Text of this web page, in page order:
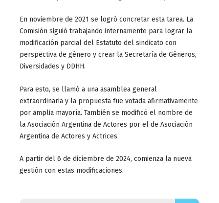
En noviembre de 2021 se logró concretar esta tarea. La
Comisión siguió trabajando internamente para lograr la
modificación parcial del Estatuto del sindicato con
perspectiva de género y crear la Secretaría de Géneros,
Diversidades y DDHH.
Para esto, se llamó a una asamblea general
extraordinaria y la propuesta fue votada afirmativamente
por amplia mayoría. También se modificó el nombre de
la Asociación Argentina de Actores por el de Asociación
Argentina de Actores y Actrices.
A partir del 6 de diciembre de 2024, comienza la nueva
gestión con estas modificaciones.